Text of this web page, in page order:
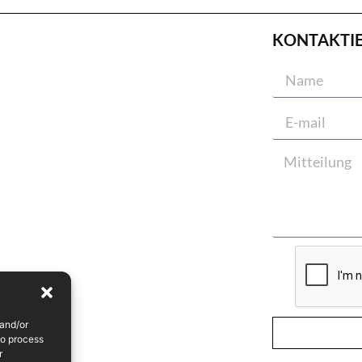
or
process